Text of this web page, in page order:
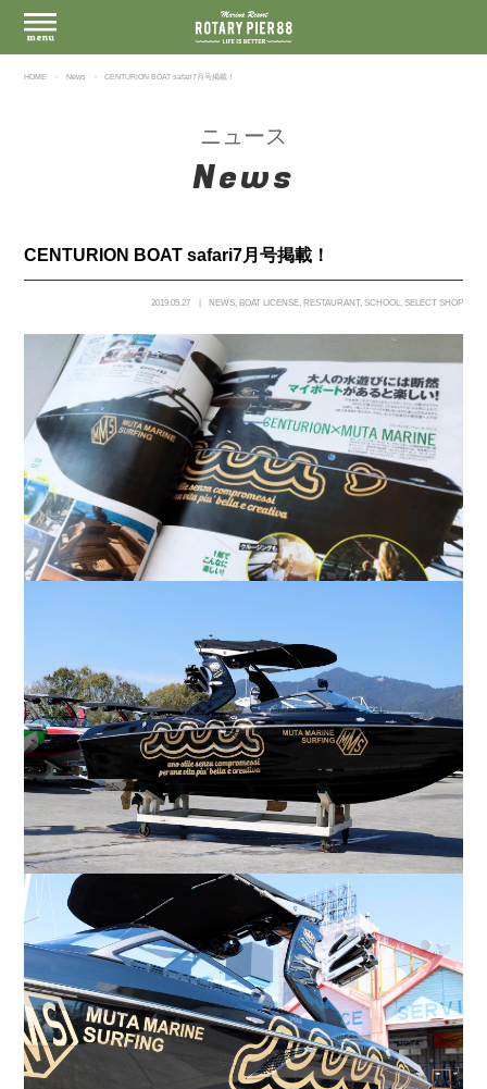
HOME News CENTURION BOAT safari7月号掲載！
ニュース
News
CENTURION BOAT safari7月号掲載！
2019.05.27 NEWS, BOAT LICENSE, RESTAURANT, SCHOOL, SELECT SHOP